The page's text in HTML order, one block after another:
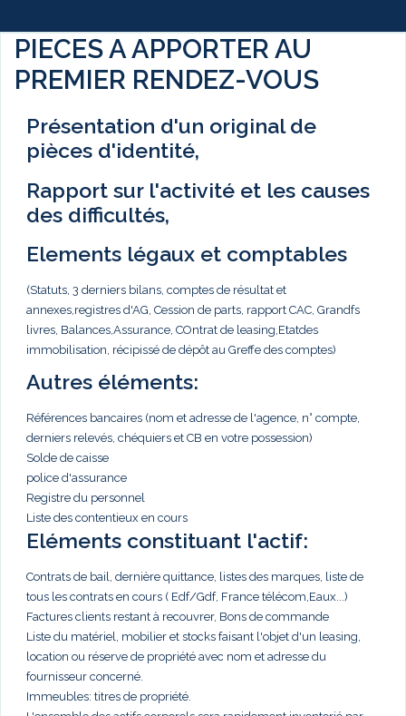
PIECES A APPORTER AU
PREMIER RENDEZ-VOUS
Présentation d'un original de
pièces d'identité,
Rapport sur l'activité et les causes
des difficultés,
Elements légaux et comptables
(Statuts, 3 derniers bilans, comptes de résultat et
annexes,registres d'AG, Cession de parts, rapport CAC, Grandfs
livres, Balances,Assurance, COntrat de leasing,Etatdes
immobilisation, récipissé de dépôt au Greffe des comptes)
Autres éléments:
Références bancaires (nom et adresse de l'agence, n° compte,
derniers relevés, chéquiers et CB en votre possession)
Solde de caisse
police d'assurance
Registre du personnel
Liste des contentieux en cours
Eléments constituant l'actif:
Contrats de bail, dernière quittance, listes des marques, liste de
tous les contrats en cours ( Edf/Gdf, France télécom,Eaux...)
Factures clients restant à recouvrer, Bons de commande
Liste du matériel, mobilier et stocks faisant l'objet d'un leasing,
location ou réserve de propriété avec nom et adresse du
fournisseur concerné.
Immeubles: titres de propriété.